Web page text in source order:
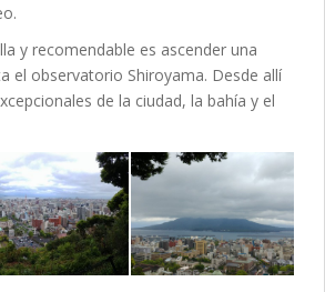
y recomendable es ascender una
el observatorio Shiroyama. Desde allí
de la ciudad, la bahía y el